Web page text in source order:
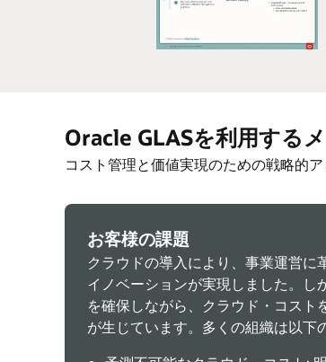
Oracle GLASを利用する
コスト管理と価値実現のための戦略的ア
お客様の課題
クラウドの導入により、事業運営に
イノベーションが実現しました。し
を確保しながら、クラウド・コスト
が生じています。多くの組織は以下